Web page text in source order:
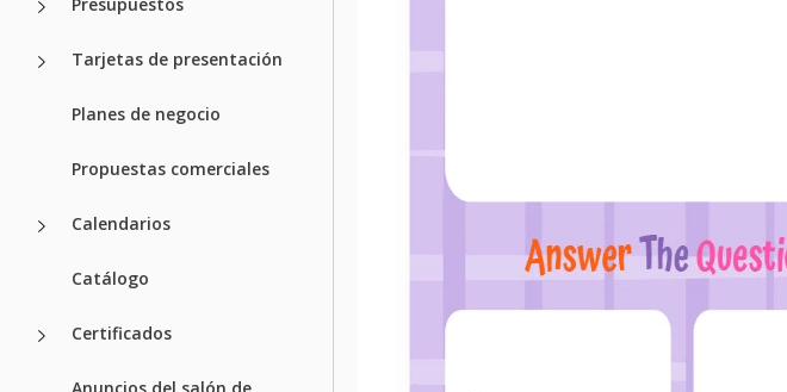
Tarjetas de presentación
Planes de negocio
Propuestas comerciales
Calendarios
Catálogo
Certificados
Anuncios del salón de